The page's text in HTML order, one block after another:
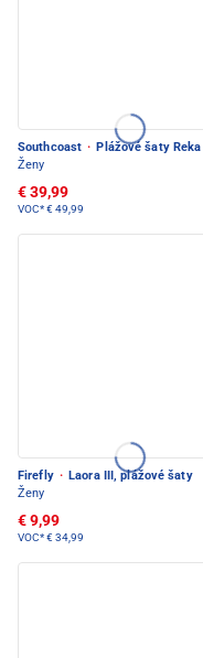
Southcoast · Plážové šaty Reka
Ženy
€ 39,99
VOC*€ 49,99
Firefly · Laora III, plážové šaty
Ženy
€ 9,99
VOC*€ 34,99